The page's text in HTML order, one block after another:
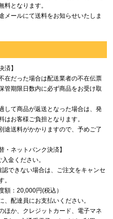
料となります。
メールにて送料をお知らせいたしま
済】
在だった場合は配送業者の不在伝票
管期限日数内に必ず商品をお受け取
して商品が返送となった場合は、発
はお客様ご負担となります。
途送料がかかりますので、予めご了
・ネットバンク決済】
金ください。
できない場合は、ご注文をキャンセ
。
額：20,000円(税込）
、配達員にお支払いください。
ほか、クレジットカード、電子マネ